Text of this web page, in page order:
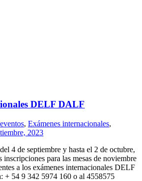
DELF DALF
, Exámenes internacionales,
2023
4 de septiembre y hasta el 2 de octubre,
inscripciones para las mesas de noviembre
a los exámenes internacionales DELF
54 9 342 5974 160 o al 4558575